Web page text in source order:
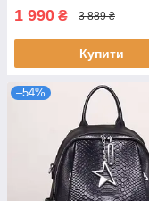
1 990 ₴ 3 889 ₴
Купити
–54%